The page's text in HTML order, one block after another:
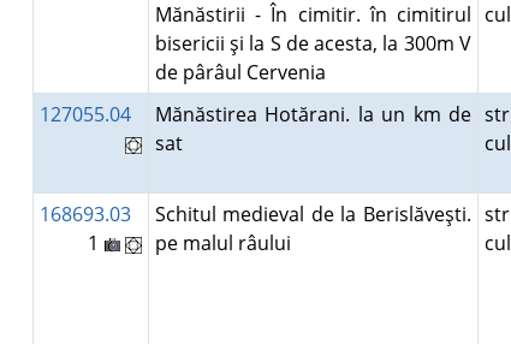
Mănăstirii - În cimitir. în cimitirul
bisericii şi la S de acesta, la 300m V
de pârâul Cervenia
127055.04
Mănăstirea Hotărani. la un km de
sat
168693.03
1
Schitul medieval de la Berislăveşti.
pe malul râului